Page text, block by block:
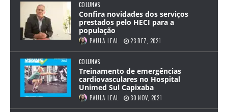
COLUNAS
Confira novidades dos serviços
prestados pelo HECI para a
população
PAULA LEAL 23 DEZ, 2021
COLUNAS
Treinamento de emergências
cardiovasculares no Hospital
Unimed Sul Capixaba
PAULA LEAL 30 NOV, 2021